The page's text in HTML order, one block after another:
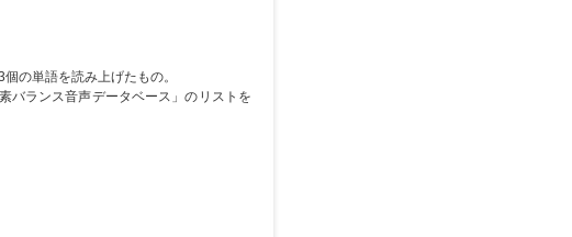
の単語を読み上げたもの。
バランス音声データベース」のリストを